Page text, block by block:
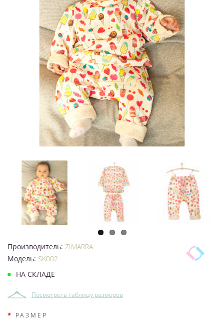
Производитель: ZIMARRA
Модель: SK002
НА СКЛАДЕ
Посмотреть таблицу размеров
РАЗМЕР